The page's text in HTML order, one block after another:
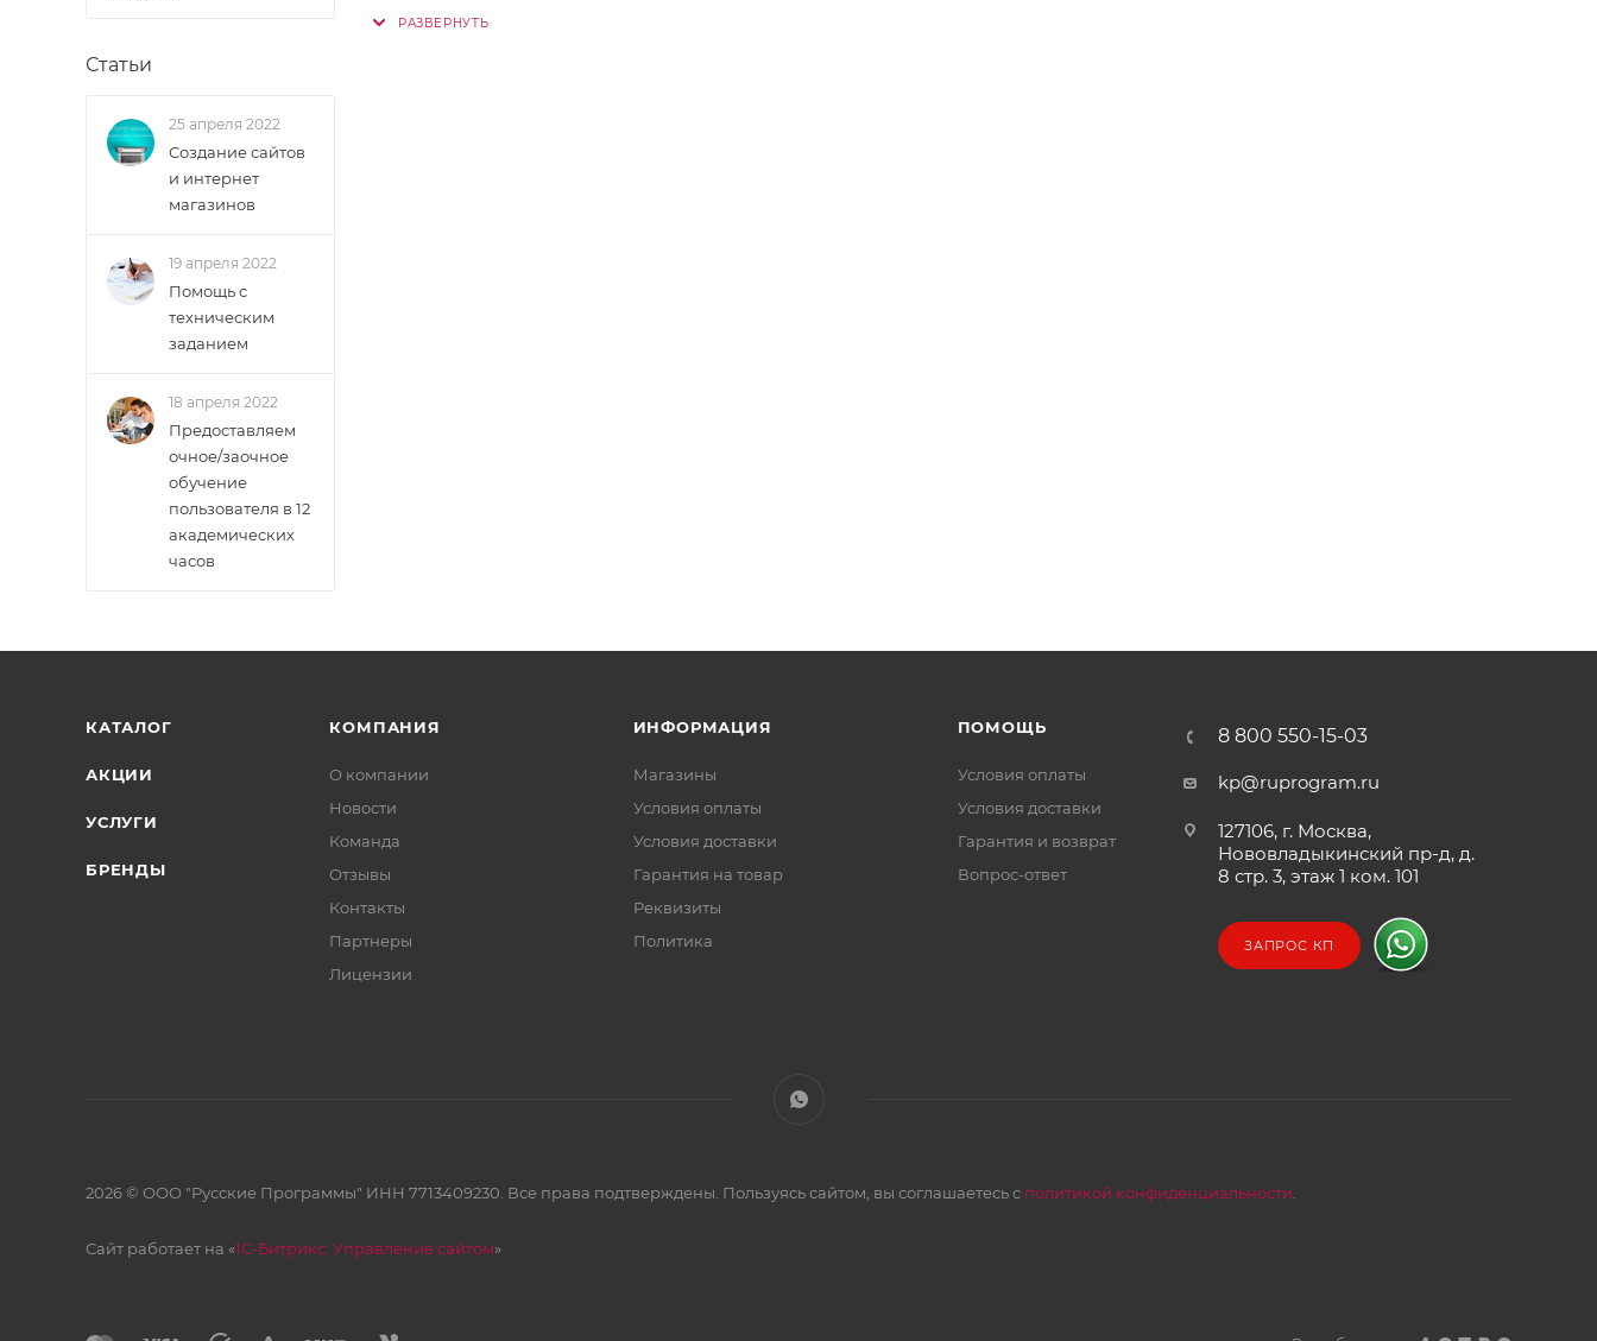
Статьи
25 апреля 2022
Создание сайтов
и интернет
магазинов
19 апреля 2022
Помощь с
техническим
заданием
18 апреля 2022
Предоставляем
очное/заочное
обучение
пользователя в 12
академических
часов
КАТАЛОГ
АКЦИИ
УСЛУГИ
БРЕНДЫ
КОМПАНИЯ
О компании
Новости
Команда
Отзывы
Контакты
Партнеры
Лицензии
ИНФОРМАЦИЯ
Магазины
Условия оплаты
Условия доставки
Гарантия на товар
Реквизиты
Политика
ПОМОЩЬ
Условия оплаты
Условия доставки
Гарантия и возврат
Вопрос-ответ
8 800 550-15-03
kp@ruprogram.ru
127106, г. Москва,
Нововладыкинский пр-д, д.
8 стр. 3, этаж 1 ком. 101
ЗАПРОС КП
2026 © ООО "Русские Программы" ИНН 7713409230. Все права подтверждены. Пользуясь сайтом, вы соглашаетесь с политикой конфиденциальности
Сайт работает на «1С-Битрикс: Управление сайтом»